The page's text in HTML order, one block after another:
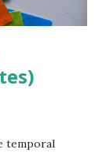
temporal